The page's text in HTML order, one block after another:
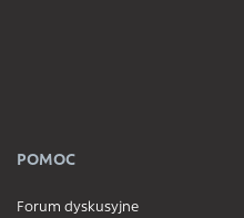
POMOC
Forum dyskusyjne